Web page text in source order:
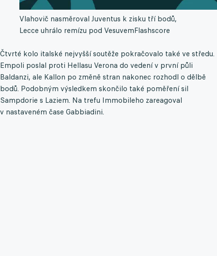
Vlahovič nasměroval Juventus k zisku tří bodů,
Lecce uhrálo remízu pod VesuvemFlashscore
Čtvrté kolo italské nejvyšší soutěže pokračovalo také ve středu.
Empoli poslal proti Hellasu Verona do vedení v první půli
Baldanzi, ale Kallon po změně stran nakonec rozhodl o dělbě
bodů. Podobným výsledkem skončilo také poměření sil
Sampdorie s Laziem. Na trefu Immobileho zareagoval
v nastaveném čase Gabbiadini.